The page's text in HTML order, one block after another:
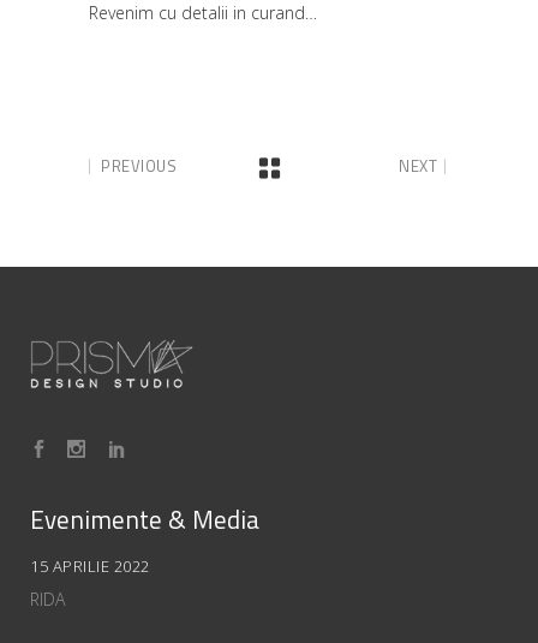
Revenim cu detalii in curand…
PREVIOUS NEXT
Evenimente & Media
15 APRILIE 2022
RIDA